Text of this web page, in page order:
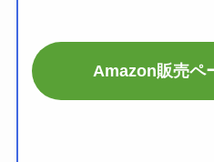
Amazon販売ペ